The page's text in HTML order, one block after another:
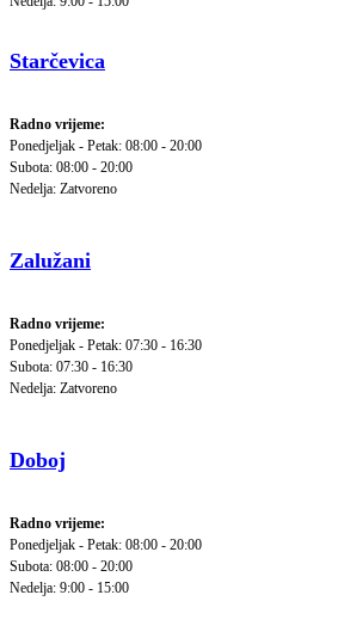
Starčevica
Radno vrijeme:
Ponedjeljak - Petak: 08:00 - 20:00
Subota: 08:00 - 20:00
Nedelja: Zatvoreno
Zalužani
Radno vrijeme:
Ponedjeljak - Petak: 07:30 - 16:30
Subota: 07:30 - 16:30
Nedelja: Zatvoreno
Doboj
Radno vrijeme:
Ponedjeljak - Petak: 08:00 - 20:00
Subota: 08:00 - 20:00
Nedelja: 9:00 - 15:00